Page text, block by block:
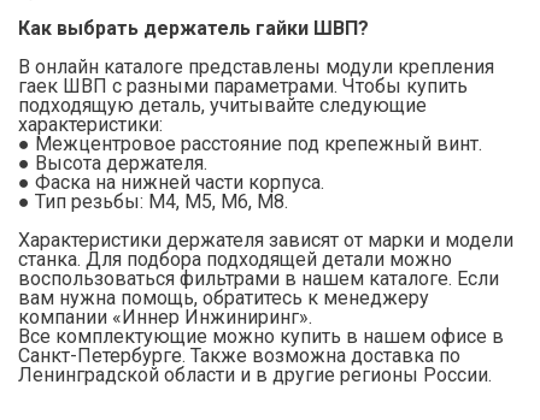
Как выбрать держатель гайки ШВП?
В онлайн каталоге представлены модули крепления
гаек ШВП с разными параметрами. Чтобы купить
подходящую деталь, учитывайте следующие
характеристики:
● Межцентровое расстояние под крепежный винт.
● Высота держателя.
● Фаска на нижней части корпуса.
● Тип резьбы: М4, М5, М6, М8.
Характеристики держателя зависят от марки и модели
станка. Для подбора подходящей детали можно
воспользоваться фильтрами в нашем каталоге. Если
вам нужна помощь, обратитесь к менеджеру
компании «Иннер Инжиниринг».
Все комплектующие можно купить в нашем офисе в
Санкт-Петербурге. Также возможна доставка по
Ленинградской области и в другие регионы России.